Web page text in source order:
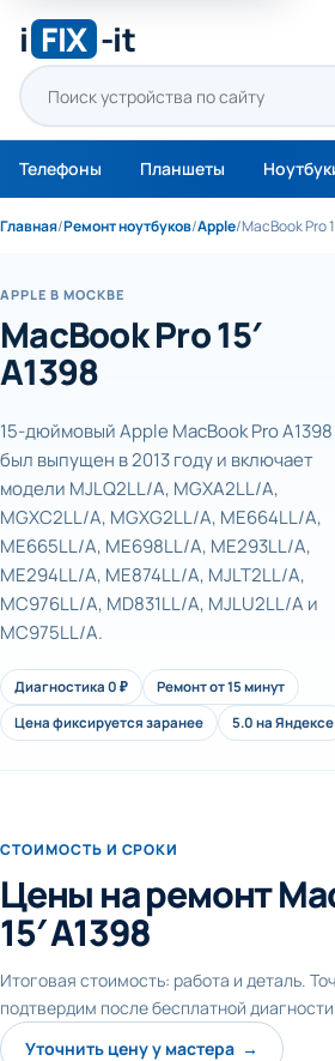
i FIX -it
Телефоны Планшеты
Главная/Ремонт ноутбуков/Apple/MacBook Pro
APPLE В МОСКВЕ
MacBook Pro 15′
A1398
15-дюймовый Apple MacBook Pro A1398
был выпущен в 2013 году и включает
модели MJLQ2LL/A, MGXA2LL/A,
MGXC2LL/A, MGXG2LL/A, ME664LL/A,
ME665LL/A, ME698LL/A, ME293LL/A,
ME294LL/A, ME874LL/A, MJLT2LL/A,
MC976LL/A, MD831LL/A, MJLU2LL/A и
MC975LL/A.
Диагностика 0 ₽
Ремонт от 15 минут
Цена фиксируется заранее
5.0 на Яндексе
СТОИМОСТЬ И СРОКИ
Цены на ремонт
15′ A1398
Итоговая стоимость: работа и деталь.
подтвердим после бесплатной
Уточнить цену у мастера →